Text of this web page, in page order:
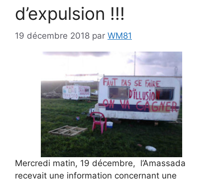
d’expulsion !!!
19 décembre 2018 par WM81
Mercredi matin, 19 décembre, l’Amassada
recevait une information concernant une